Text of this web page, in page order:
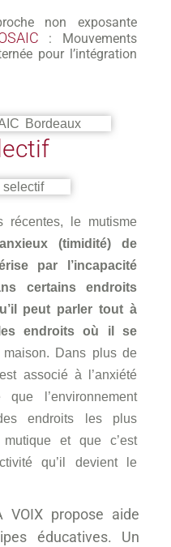
non exposante
: Mouvements
pour l’intégration
le mutisme
(timidité) de
par l’incapacité
certains endroits
peut parler tout à
endroits où il se
Dans plus de
associé à l’anxiété
l’environnement
endroits les plus
mutique et que c’est
qu’il devient le
VOIX propose aide
éducatives.
Un